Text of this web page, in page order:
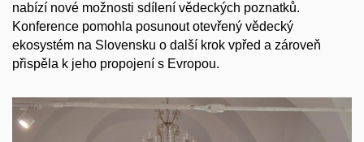
nabízí nové možnosti sdílení vědeckých poznatků.
Konference pomohla posunout otevřený vědecký
ekosystém na Slovensku o další krok vpřed a zároveň
přispěla k jeho propojení s Evropou.